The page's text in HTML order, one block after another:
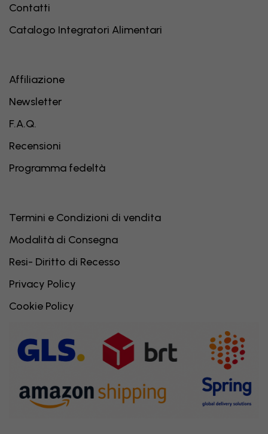
Contatti
Catalogo Integratori Alimentari
Affiliazione
Newsletter
F.A.Q.
Recensioni
Programma fedeltà
Termini e Condizioni di vendita
Modalità di Consegna
Resi- Diritto di Recesso
Privacy Policy
Cookie Policy